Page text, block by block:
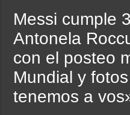
Messi cumple
Antonela
con el posteo
Mundial y
tenemos a